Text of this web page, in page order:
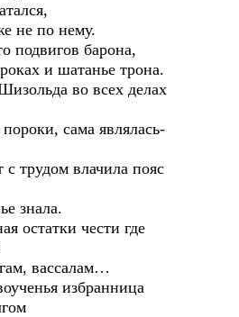
не по нему.
подвигов барона,
и шатанье трона.
во всех делах
сама являлась-
трудом влачила пояс
знала.
остатки чести где
вассалам…
избранница